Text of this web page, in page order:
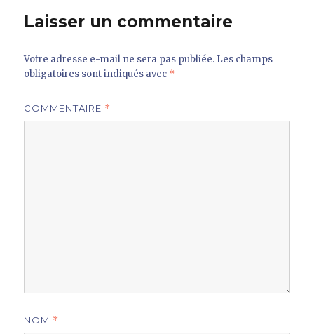
Laisser un commentaire
Votre adresse e-mail ne sera pas publiée. Les champs
obligatoires sont indiqués avec *
COMMENTAIRE *
NOM *